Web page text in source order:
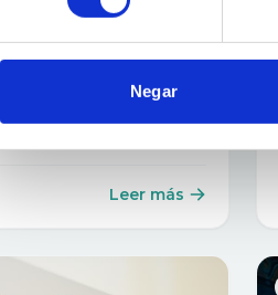
Negar
Gamers de
supera a Amazon
costo y recursos,
completa de
Leer más